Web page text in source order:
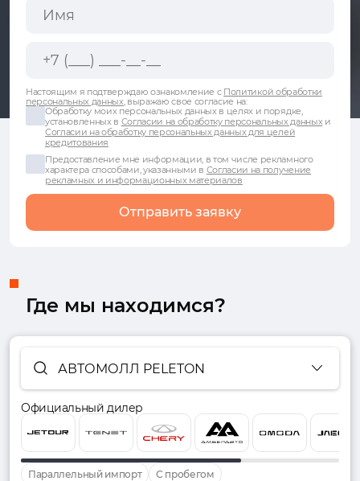
Настоящим я подтверждаю ознакомление с Политикой обработки
персональных данных, выражаю свое согласие на:
Обработку моих персональных данных в целях и порядке,
установленных в Согласии на обработку персональных данныхи
Согласии на обработку персональных данных для целей
кредитования
Предоставление мне информации, в том числе рекламного
характера способами, указанными в Согласии на получение
рекламных и информационных материалов
Отправить заявку
Где мы находимся?
АВТОМОЛЛ PELETON
Официальный дилер
Параллельный импорт С пробегом